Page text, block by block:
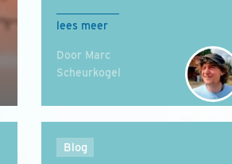
lees meer
Door Marc
Scheurkogel
Blog